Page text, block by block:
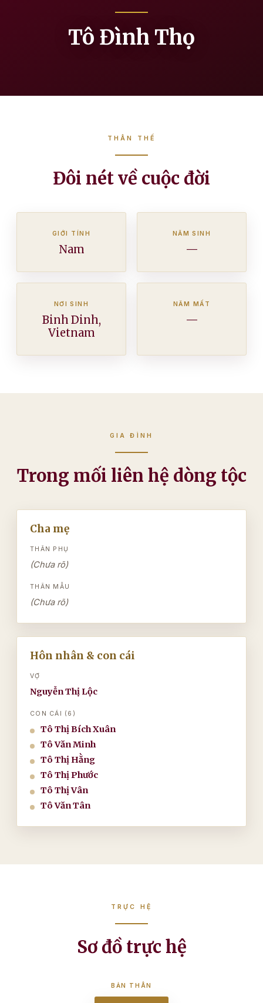
Tô Đình Thọ
THÂN THẾ
Đôi nét về cuộc đời
GIỚI TÍNH
Nam
NĂM SINH
—
NƠI SINH
Binh Dinh,
Vietnam
NĂM MẤT
—
GIA ĐÌNH
Trong mối liên hệ dòng tộc
Cha mẹ
THÂN PHỤ
(Chưa rõ)
THÂN MẪU
(Chưa rõ)
Hôn nhân & con cái
VỢ
Nguyễn Thị Lộc
CON CÁI (6)
Tô Thị Bích Xuân
Tô Văn Minh
Tô Thị Hằng
Tô Thị Phước
Tô Thị Vân
Tô Văn Tân
TRỰC HỆ
Sơ đồ trực hệ
BẢN THÂN